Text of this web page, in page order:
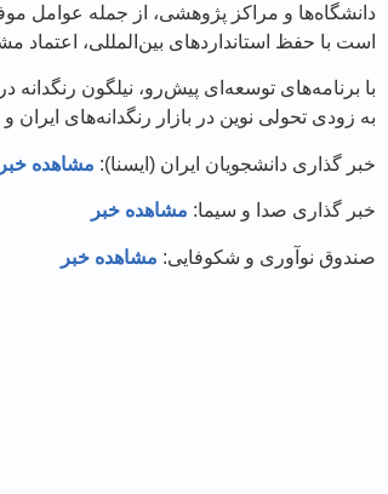
دانشگاه‌ها و مراکز پژوهشی، از جمله عوامل
است با حفظ استانداردهای بین‌المللی،
با برنامه‌های توسعه‌ای پیش‌رو، نیلگون
به زودی تحولی نوین در بازار رنگدانه‌های
خبر گذاری دانشجویان ایران (ایسنا): مشاهده خبر
خبر گذاری صدا و سیما: مشاهده خبر
صندوق نوآوری و شکوفایی: مشاهده خبر